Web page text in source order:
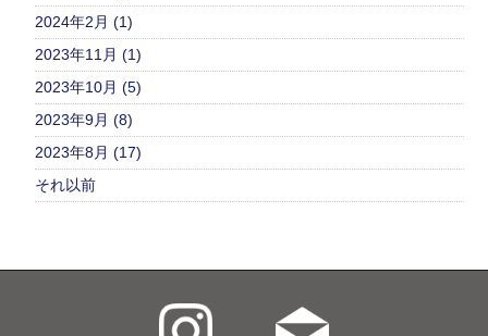
2024年2月 (1)
2023年11月 (1)
2023年10月 (5)
2023年9月 (8)
2023年8月 (17)
それ以前